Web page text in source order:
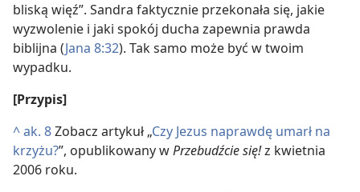
bliską więź”. Sandra faktycznie przekonała się, jakie
wyzwolenie i jaki spokój ducha zapewnia prawda
biblijna (Jana 8:32). Tak samo może być w twoim
wypadku.
[Przypis]
^ak. 8Zobacz artykuł „Czy Jezus naprawdę umarł na
krzyżu?”, opublikowany wPrzebudźcie się!z kwietnia
2006 roku.